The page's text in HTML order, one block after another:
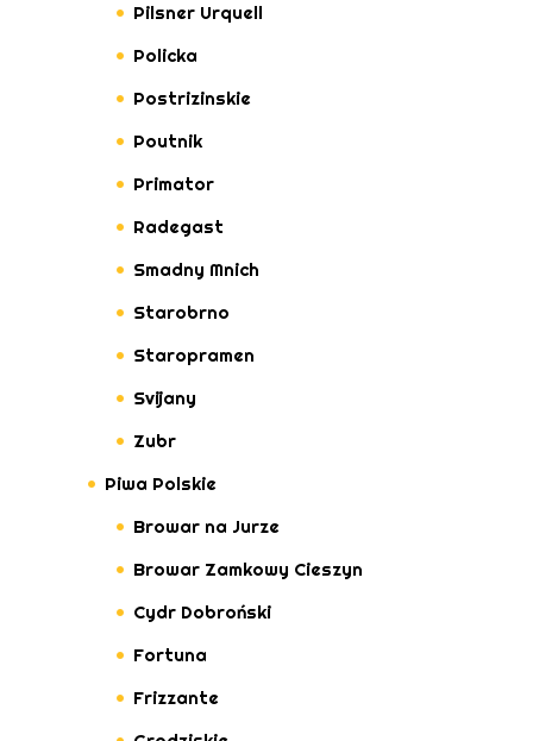
Pilsner Urquell
Policka
Postrizinskie
Poutnik
Primator
Radegast
Smadny Mnich
Starobrno
Staropramen
Svijany
Zubr
Piwa Polskie
Browar na Jurze
Browar Zamkowy Cieszyn
Cydr Dobroński
Fortuna
Frizzante